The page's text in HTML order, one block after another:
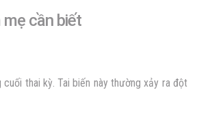
mẹ cần biết
thai kỳ. Tai biến này thường xảy ra đột